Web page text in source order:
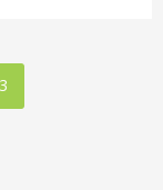
3